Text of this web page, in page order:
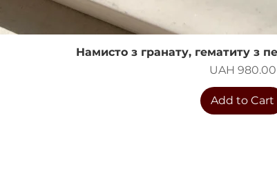
Quick View
Намисто з гранату, гематиту з
Price
UAH 980.00
Add to Cart